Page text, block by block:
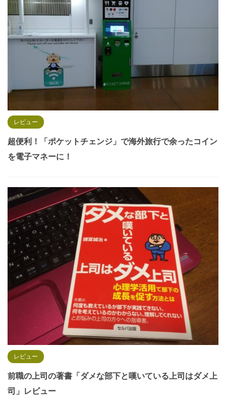
レビュー
超便利！「ポケットチェンジ」で海外旅行で余ったコイン
を電子マネーに！
レビュー
前職の上司の著書「ダメな部下と嘆いている上司はダメ上
司」レビュー